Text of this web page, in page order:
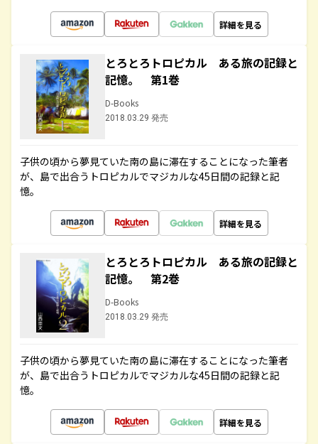
詳細を見る
とろとろトロピカル ある旅の記録と
記憶。 第1巻
D-Books
2018.03.29 発売
子供の頃から夢見ていた南の島に滞在することになった筆者
が、島で出合うトロピカルでマジカルな45日間の記録と記
憶。
詳細を見る
とろとろトロピカル ある旅の記録と
記憶。 第2巻
D-Books
2018.03.29 発売
子供の頃から夢見ていた南の島に滞在することになった筆者
が、島で出合うトロピカルでマジカルな45日間の記録と記
憶。
詳細を見る